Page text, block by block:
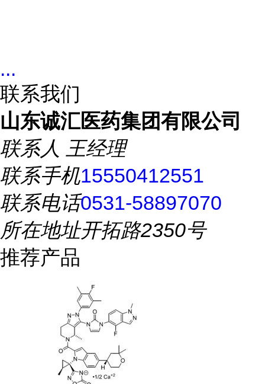
...
联系我们
山东诚汇医药集团有限公司
联系人 王经理
联系手机15550412551
联系电话0531-58897070
所在地址开拓路2350号
推荐产品